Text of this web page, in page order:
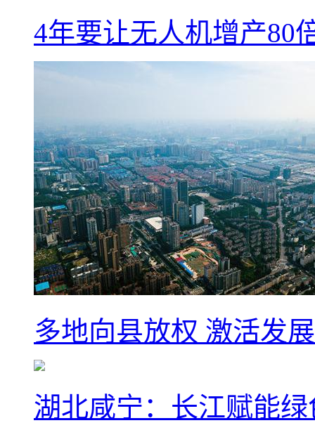
4年要让无人机增产80
多地向县放权 激活发
湖北咸宁：长江赋能